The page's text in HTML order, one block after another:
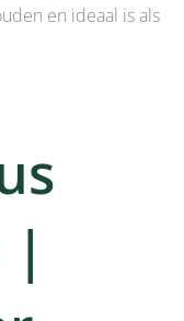
en ideaal is als
|